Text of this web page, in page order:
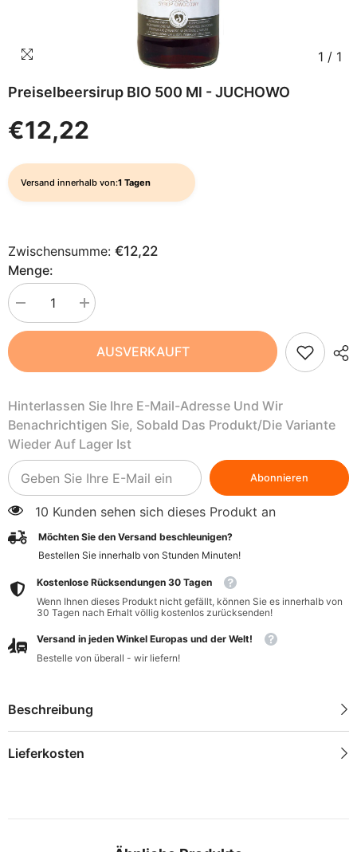
1 / 1
Preiselbeersirup BIO 500 Ml - JUCHOWO
€12,22
Versand innerhalb von:1 Tagen
Zwischensumme: €12,22
Menge:
verringern
für
500
JUCHOWO
Menge
erhöhen
für
Preiselbeersirup
BIO
JUCHOWO
AUSVERKAUFT
Hinterlassen Sie Ihre E-Mail-Adresse Und Wir
Benachrichtigen Sie, Sobald Das Produkt/die Variante
Wieder Auf Lager Ist
Abonnieren
10 Kunden sehen sich dieses Produkt an
Möchten Sie den Versand beschleunigen?
Bestellen Sie innerhalb von Stunden Minuten!
Kostenlose Rücksendungen 30 Tagen
Wenn Ihnen dieses Produkt nicht gefällt, können Sie es innerhalb von
30 Tagen nach Erhalt völlig kostenlos zurücksenden!
Versand in jeden Winkel Europas und der Welt!
Bestelle von überall - wir liefern!
Beschreibung
Lieferkosten